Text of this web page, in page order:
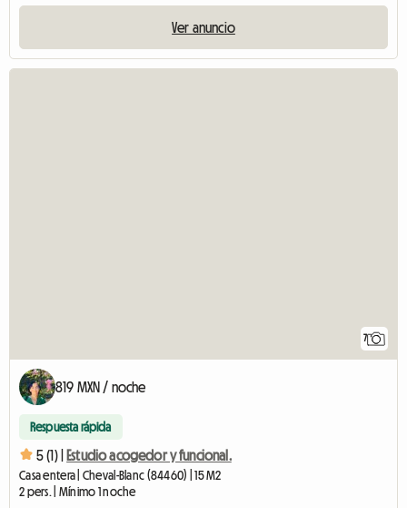
Ver anuncio
7
819 MXN / noche
Respuesta rápida
5 (1) | Estudio acogedor y funcional.
Casa entera | Cheval-Blanc (84460) | 15 M2
2 pers. | Mínimo 1 noche